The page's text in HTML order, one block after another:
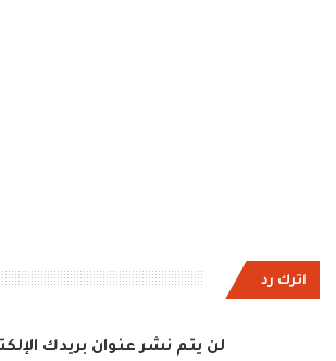
اترك رد
لن يتم نشر عنوان بريدك